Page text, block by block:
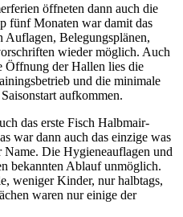
öffneten dann auch die
fünf Monaten war damit das
Auflagen, Belegungsplänen,
wieder möglich. Auch
Öffnung der Hallen lies die
und die minimale
aufkommen.
das erste Fisch Halbmair-
war dann auch das einzige was
Die Hygieneauflagen und
bekannten Ablauf unmöglich.
weniger Kinder, nur halbtags,
waren nur einige der